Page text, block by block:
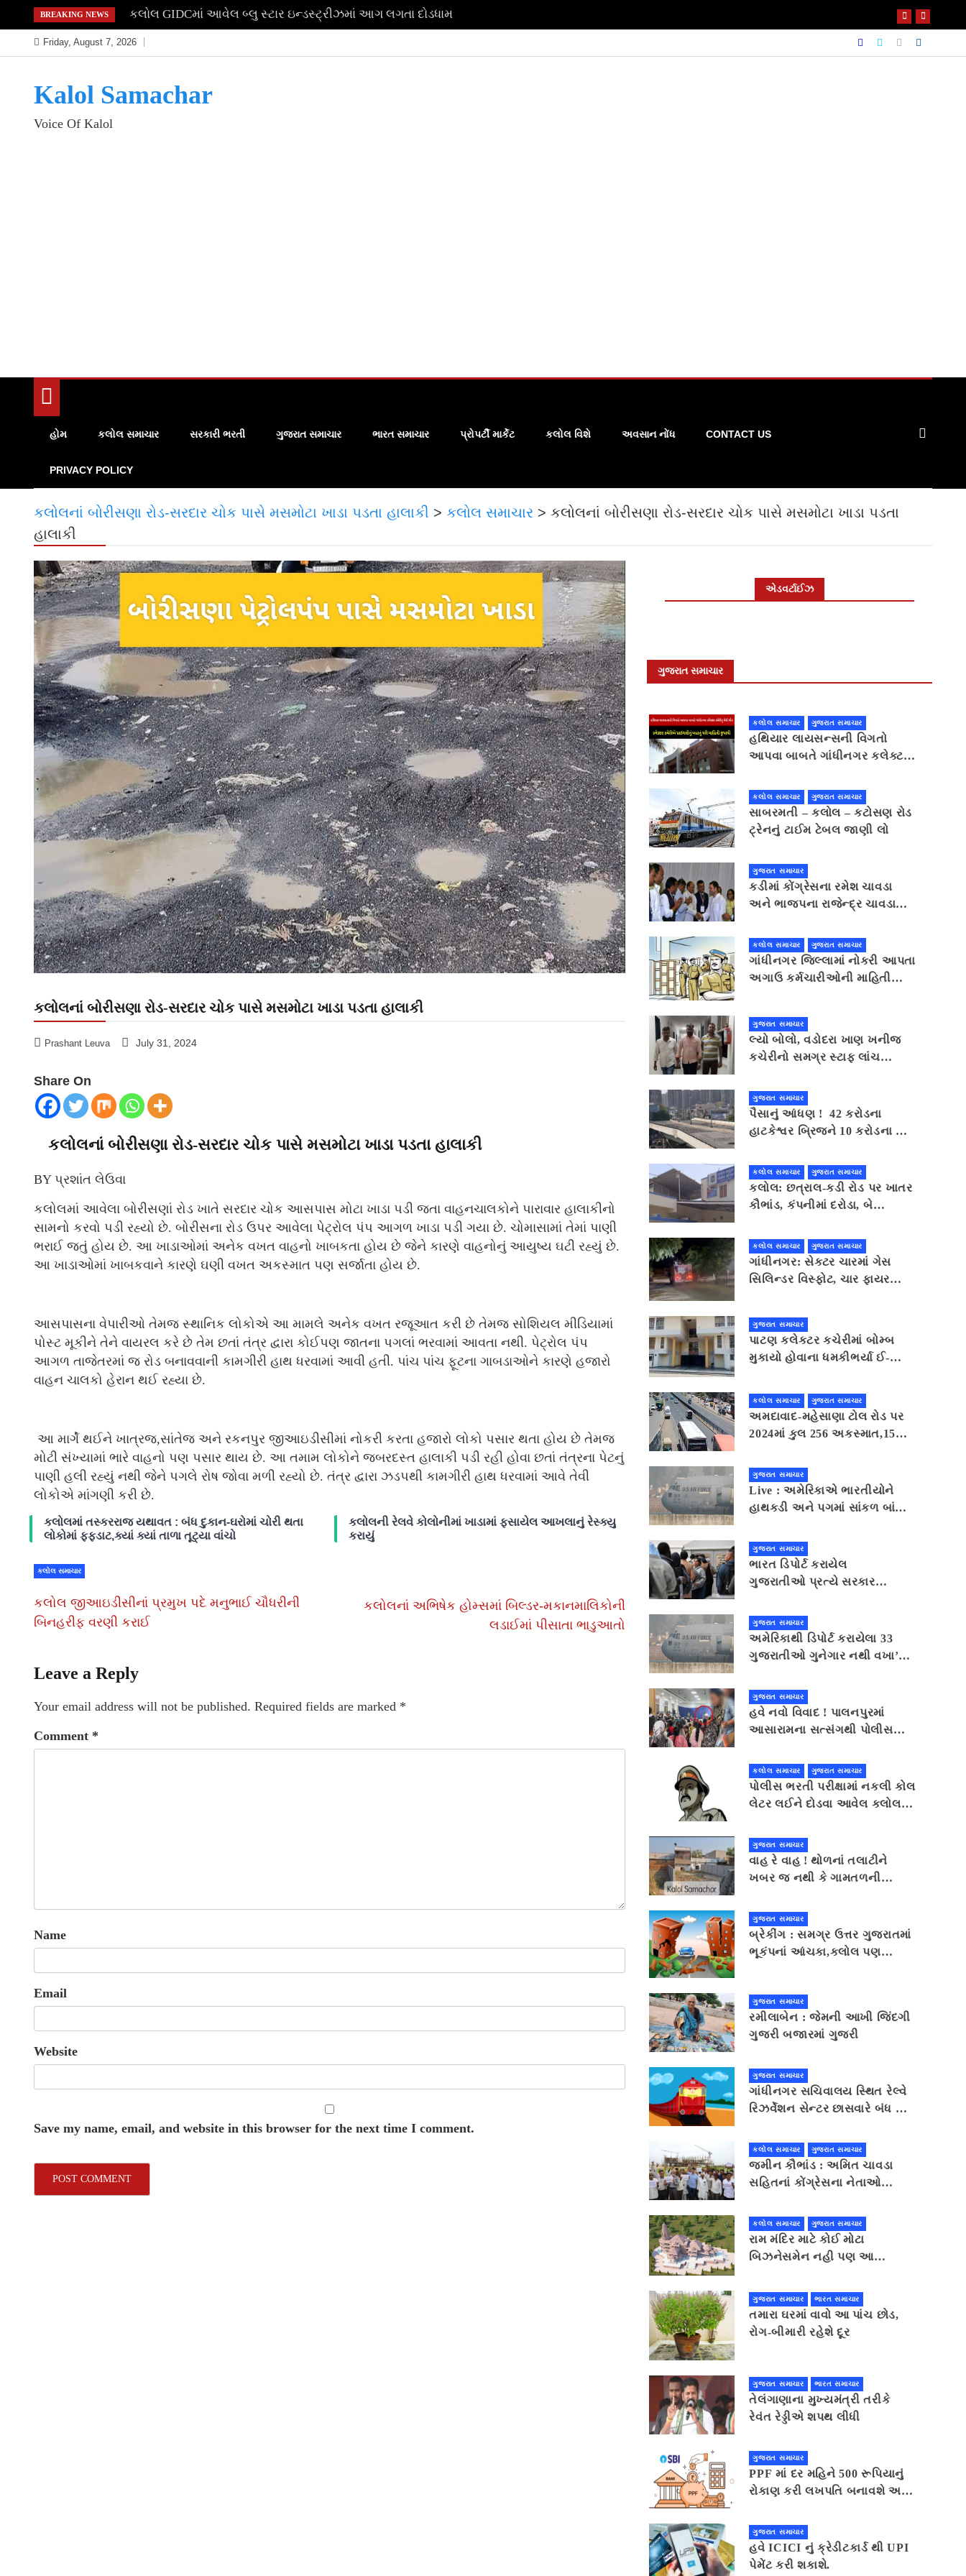
to
content
BREAKING NEWS કલોલ GIDCમાં આવેલ બ્લુ સ્ટાર ઇન્ડસ્ટ્રીઝમાં આગ લગતા દોડધામ
Friday, August 7, 2026
Kalol Samachar
Voice Of Kalol
હોમ કલોલ સમાચાર સરકારી ભરતી ગુજરાત સમાચાર ભારત સમાચાર પ્રોપર્ટી માર્કેટ કલોલ વિશે અવસાન નોંધ CONTACT US
PRIVACY POLICY
કલોલનાં બોરીસણા રોડ-સરદાર ચોક પાસે મસમોટા ખાડા પડતા હાલાકી > કલોલ સમાચાર > કલોલનાં બોરીસણા રોડ-સરદાર ચોક પાસે મસમોટા ખાડા પડતા
હાલાકી
કલોલનાં બોરીસણા રોડ-સરદાર ચોક પાસે મસમોટા ખાડા પડતા હાલાકી
Prashant Leuva July 31, 2024
Share On
કલોલનાં બોરીસણા રોડ-સરદાર ચોક પાસે મસમોટા ખાડા પડતા હાલાકી
BY પ્રશાંત લેઉવા
કલોલમાં આવેલા બોરીસણાં રોડ ખાતે સરદાર ચોક આસપાસ મોટા ખાડા પડી જતા વાહનચાલકોને પારાવાર હાલાકીનો
સામનો કરવો પડી રહ્યો છે. બોરીસના રોડ ઉપર આવેલા પેટ્રોલ પંપ આગળ ખાડા પડી ગયા છે. ચોમાસામાં તેમાં પાણી
ભરાઈ જતું હોય છે. આ ખાડાઓમાં અનેક વખત વાહનો ખાબકતા હોય છે જેને કારણે વાહનોનું આયુષ્ય ઘટી રહ્યું છે.
આ ખાડાઓમાં ખાબકવાને કારણે ઘણી વખત અકસ્માત પણ સર્જાતા હોય છે.
આસપાસના વેપારીઓ તેમજ સ્થાનિક લોકોએ આ મામલે અનેક વખત રજૂઆત કરી છે તેમજ સોશિયલ મીડિયામાં
પોસ્ટ મૂકીને તેને વાયરલ કરે છે તેમ છતાં તંત્ર દ્વારા કોઈપણ જાતના પગલાં ભરવામાં આવતા નથી. પેટ્રોલ પંપ
આગળ તાજેતરમાં જ રોડ બનાવવાની કામગીરી હાથ ધરવામાં આવી હતી. પાંચ પાંચ ફૂટના ગાબડાઓને કારણે હજારો
વાહન ચાલકો હેરાન થઈ રહ્યા છે.
આ માર્ગે થઈને ખાત્રજ,સાંતેજ અને રકનપુર જીઆઇડીસીમાં નોકરી કરતા હજારો લોકો પસાર થતા હોય છે તેમજ
મોટી સંખ્યામાં ભારે વાહનો પણ પસાર થાય છે. આ તમામ લોકોને જબરદસ્ત હાલાકી પડી રહી હોવા છતાં તંત્રના પેટનું
પાણી હલી રહ્યું નથી જેને પગલે રોષ જોવા મળી રહ્યો છે. તંત્ર દ્વારા ઝડપથી કામગીરી હાથ ધરવામાં આવે તેવી
લોકોએ માંગણી કરી છે.
કલોલમાં તસ્કરરાજ યથાવત : બંધ દુકાન-ઘરોમાં ચોરી થતા
લોકોમાં ફફડાટ,ક્યાં ક્યાં તાળા તૂટ્યા વાંચો
કલોલની રેલવે કોલોનીમાં ખાડામાં ફસાયેલ આખલાનું રેસ્ક્યુ
કરાયું
કલોલ સમાચાર
કલોલ જીઆઇડીસીનાં પ્રમુખ પદે મનુભાઈ ચૌધરીની
બિનહરીફ વરણી કરાઈ
કલોલનાં અભિષેક હોમ્સમાં બિલ્ડર-મકાનમાલિકોની
લડાઈમાં પીસાતા ભાડુઆતો
Leave a Reply
Your email address will not be published. Required fields are marked *
Comment *
Name
Email
Website
Save my name, email, and website in this browser for the next time I comment.
એડવર્ટાઈઝ
ગુજરાત સમાચાર
કલોલ સમાચાર ગુજરાત સમાચાર
હથિયાર લાયસન્સની વિગતો
આપવા બાબતે ગાંધીનગર કલેક્ટર
કચેરીએ પ્રાઈવસીનું બહાનું ધરી
માહિતી છુપાવી
કલોલ સમાચાર ગુજરાત સમાચાર
સાબરમતી – કલોલ – કટોસણ રોડ
ટ્રેનનું ટાઈમ ટેબલ જાણી લો
ગુજરાત સમાચાર
કડીમાં કોંગ્રેસના રમેશ ચાવડા
અને ભાજપના રાજેન્દ્ર ચાવડા
કલોલ સમાચાર ગુજરાત સમાચાર
ગાંધીનગર જિલ્લામાં નોકરી આપતા
અગાઉ કર્મચારીઓની માહિતી
ગુજરાત સમાચાર
લ્યો બોલો, વડોદરા ખાણ ખનીજ
કચેરીનો સમગ્ર સ્ટાફ લાંચ
ઝપટે ચડી ગયો
ગુજરાત સમાચાર
પૈસાનું આંધણ ! 42 કરોડના
હાટકેશ્વર બ્રિજને 10 કરોડના ખર્ચે
કલોલ સમાચાર ગુજરાત સમાચાર
કલોલ: છત્રાલ-કડી રોડ પર ખાતર
કૌભાંડ, કંપનીમાં દરોડા, બે
કલોલ સમાચાર ગુજરાત સમાચાર
ગાંધીનગર: સેક્ટર ચારમાં ગેસ
સિલિન્ડર વિસ્ફોટ, ચાર ફાયર
ગુજરાત સમાચાર
પાટણ કલેકટર કચેરીમાં બોમ્બ
મુકાયો હોવાના ધમકીભર્યા ઈ-
કલોલ સમાચાર ગુજરાત સમાચાર
અમદાવાદ-મહેસાણા ટોલ રોડ પર
2024માં કુલ 256 અકસ્માત,15
ગુજરાત સમાચાર
Live : અમેરિકાએ ભારતીયોને
હાથકડી અને પગમાં સાંકળ બાંધી,
ગુજરાત સમાચાર
ભારત ડિપોર્ટ કરાયેલ
ગુજરાતીઓ પ્રત્યે સરકાર
પટેલની અપીલ
ગુજરાત સમાચાર
અમેરિકાથી ડિપોર્ટ કરાયેલા 33
ગુજરાતીઓ ગુનેગાર નથી વખા’ના
ગુજરાત સમાચાર
હવે નવો વિવાદ ! પાલનપુરમાં
આસારામના સત્સંગથી પોલીસ
કલોલ સમાચાર ગુજરાત સમાચાર
પોલીસ ભરતી પરીક્ષામાં નકલી કોલ
લેટર લઈને દોડવા આવેલ કલોલનો
ગુજરાત સમાચાર
વાહ રે વાહ ! થોળનાં તલાટીને
ખબર જ નથી કે ગામતળની
ગુજરાત સમાચાર
બ્રેકીંગ : સમગ્ર ઉત્તર ગુજરાતમાં
ભૂકંપનાં આંચકા,કલોલ પણ
ગુજરાત સમાચાર
રમીલાબેન : જેમની આખી જિંદગી
ગુજરી બજારમાં ગુજરી
ગુજરાત સમાચાર
ગાંધીનગર સચિવાલય સ્થિત રેલ્વે
રિઝર્વેશન સેન્ટર છાસવારે બંધ થઈ
કલોલ સમાચાર ગુજરાત સમાચાર
જમીન કૌભાંડ : અમિત ચાવડા
સહિતનાં કોંગ્રેસના નેતાઓ
ગાંધીનગર કૂચ કરવાની ચિમકી
કલોલ સમાચાર ગુજરાત સમાચાર
રામ મંદિર માટે કોઈ મોટા
બિઝનેસમેન નહી પણ આ
ગુજરાત સમાચાર ભારત સમાચાર
તમારા ઘરમાં વાવો આ પાંચ છોડ,
રોગ-બીમારી રહેશે દૂર
ગુજરાત સમાચાર ભારત સમાચાર
તેલંગાણાના મુખ્યમંત્રી તરીકે
રેવંત રેડ્ડીએ શપથ લીધી
ગુજરાત સમાચાર
PPF માં દર મહિને 500 રૂપિયાનું
રોકાણ કરી લખપતિ બનાવશે અને
રોકાણનું પૂરું ગણિત .નવી દિલ્હી
41 મિનીટ પહેલા.
ગુજરાત સમાચાર
હવે ICICI નું ક્રેડીટકાર્ડ થી UPI
પેમેંટ કરી શકાશે.